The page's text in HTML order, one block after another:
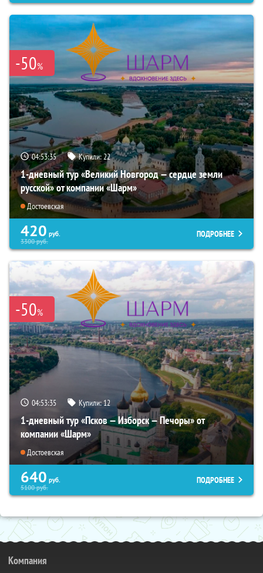
-50%
04:53:33 Купили: 22
1-дневный тур «Великий Новгород — сердце земли
русской» от компании «Шарм»
Достоевская
420 руб.
3300руб.
ПОДРОБНЕЕ
-50%
04:53:33 Купили:12
1-дневный тур «Псков — Изборск — Печоры» от
компании «Шарм»
Достоевская
640 руб.
5100руб.
ПОДРОБНЕЕ
Компания